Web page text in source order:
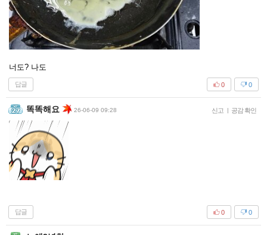
너도? 나도
답글 0
0
똑똑해요 26-06-09 09:28 신고 | 공감 확인
답글 0
0